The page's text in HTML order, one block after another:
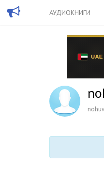
АУДИОКНИГИ